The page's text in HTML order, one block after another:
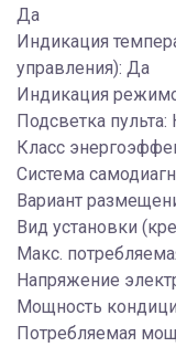
Да
Индикация
управления): Да
Индикация
Подсветка пульта:
Класс
Система
Вариант
Вид установки
Макс.
Напряжение
Мощность
Потребляемая